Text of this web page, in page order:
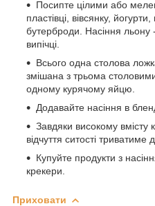
Посипте цілими або
пластівці, вівсянку,
бутерброди. Насіння льону
випічці.
Всього одна столова
змішана з трьома
одному курячому яйцю.
Додавайте насіння в
Завдяки високому вмісту
відчуття ситості триватиме
Купуйте продукти з
крекери.
Приховати